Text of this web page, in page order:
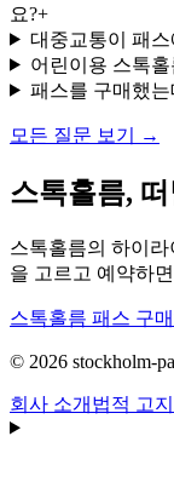
요?+
대중교통이 패
어린이용 스톡
패스를 구매했
모든 질문 보기 →
스톡홀름,
스톡홀름의 하이
을 고르고 예약하
스톡홀름 패스 구매
© 2026 stockholm-
회사 소개 법적 고지